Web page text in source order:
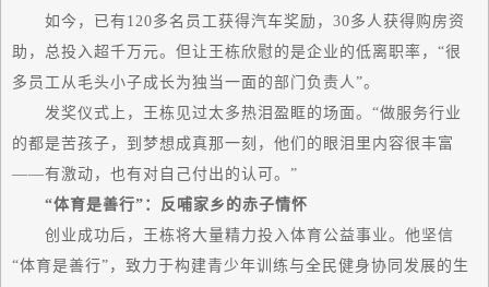
如今，已有120多名员工获得汽车奖励，30多人获得购房资
助，总投入超千万元。但让王栋欣慰的是企业的低离职率，“很
多员工从毛头小子成长为独当一面的部门负责人”。
发奖仪式上，王栋见过太多热泪盈眶的场面。“做服务行业
的都是苦孩子，到梦想成真那一刻，他们的眼泪里内容很丰富
——有激动，也有对自己付出的认可。”
“体育是善行”：反哺家乡的赤子情怀
创业成功后，王栋将大量精力投入体育公益事业。他坚信
“体育是善行”，致力于构建青少年训练与全民健身协同发展的生